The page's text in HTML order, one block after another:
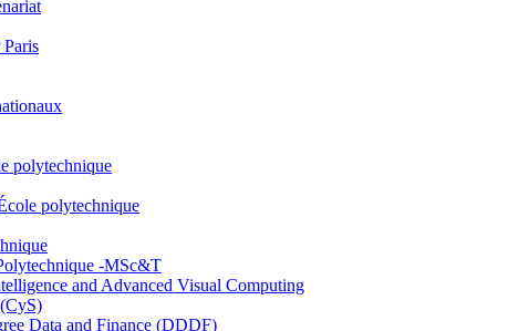
polytechnique
polytechnique
-MSc&T
and Advanced Visual Computing
Data and Finance (DDDF)